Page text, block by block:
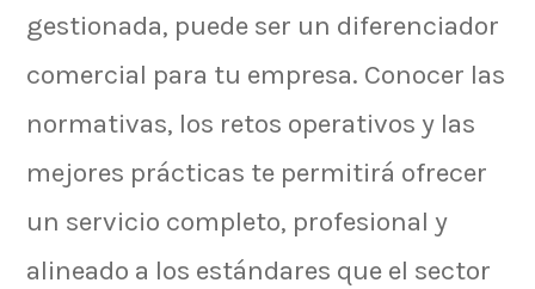
gestionada, puede ser un diferenciador
comercial para tu empresa. Conocer las
normativas, los retos operativos y las
mejores prácticas te permitirá ofrecer
un servicio completo, profesional y
alineado a los estándares que el sector